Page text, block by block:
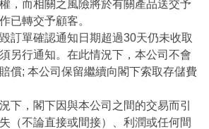
，而相關之風險將於有關產品送交予
已轉交予顧客。
訂單確認通知日期超過30天仍未收取
另行通知。在此情況下，本公司不會
償; 本公司保留繼續向閣下索取存儲費
下，閣下因與本公司之間的交易而引
（不論直接或間接）、利潤或任何間